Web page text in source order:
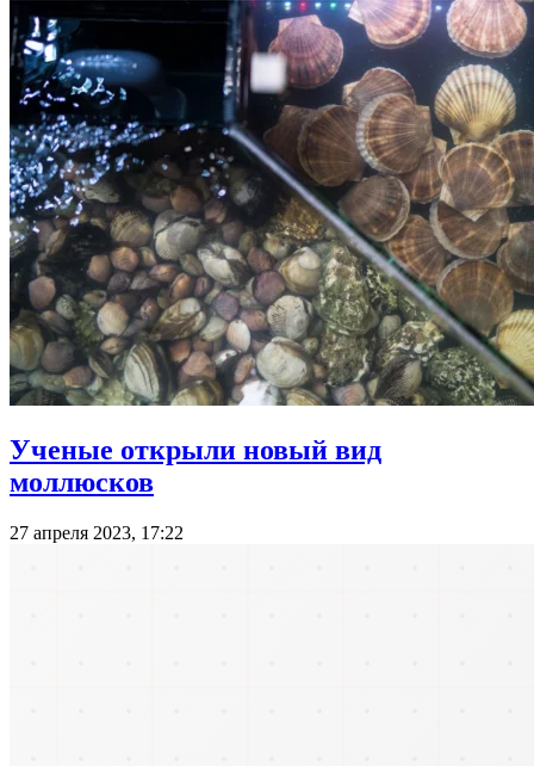
Ученые открыли новый вид
моллюсков
27 апреля 2023, 17:22